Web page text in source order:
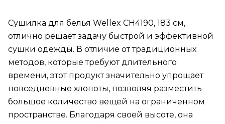
Сушилка для белья Wellex CH4190, 183 см,
отлично решает задачу быстрой и эффективной
сушки одежды. В отличие от традиционных
методов, которые требуют длительного
времени, этот продукт значительно упрощает
повседневные хлопоты, позволяя разместить
большое количество вещей на ограниченном
пространстве. Благодаря своей высоте, она